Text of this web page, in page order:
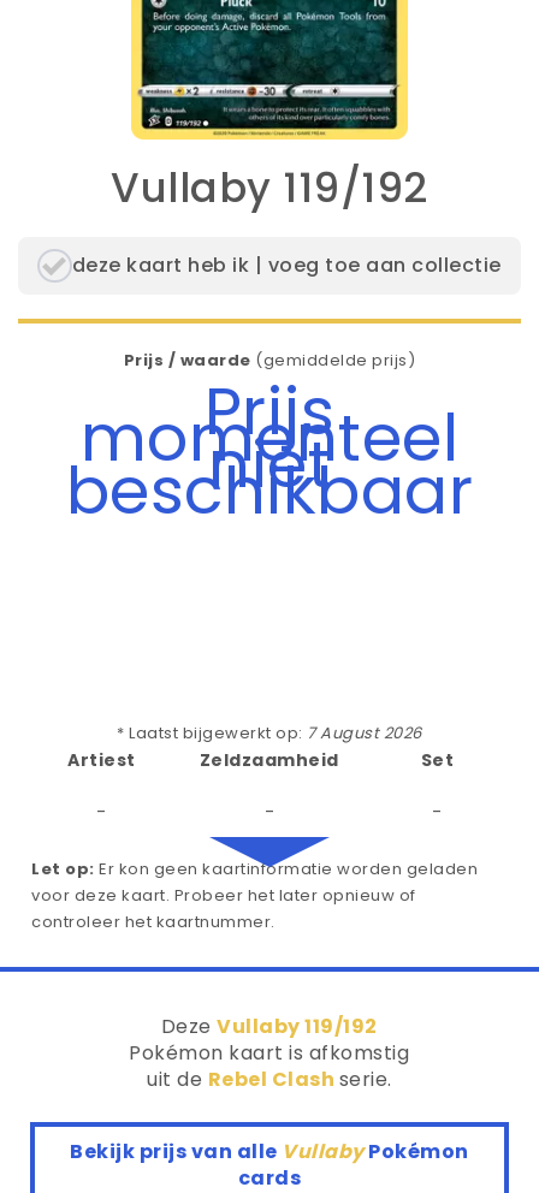
Vullaby 119/192
deze kaart heb ik | voeg toe aan collectie
Prijs / waarde (gemiddelde prijs)
Prijs
momenteel
niet
beschikbaar
* Laatst bijgewerkt op: 7 August 2026
Artiest
-
Zeldzaamheid
-
Set
-
Let op: Er kon geen kaartinformatie worden geladen
voor deze kaart. Probeer het later opnieuw of
controleer het kaartnummer.
DezeVullaby 119/192
Pokémon kaart is afkomstig
uit de Rebel Clash serie.
Bekijk prijs van alle VullabyPokémon
cards